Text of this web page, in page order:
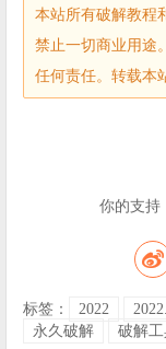
本站所有破解教程
禁止一切商业用途
任何责任。转载本
你的支持
标签： 2022
永久破解
破解